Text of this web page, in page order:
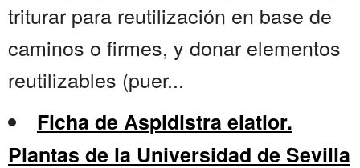
triturar para reutilización en base de
caminos o firmes, y donar elementos
reutilizables (puer...
Ficha de Aspidistra elatior.
Plantas de la Universidad de Sevilla